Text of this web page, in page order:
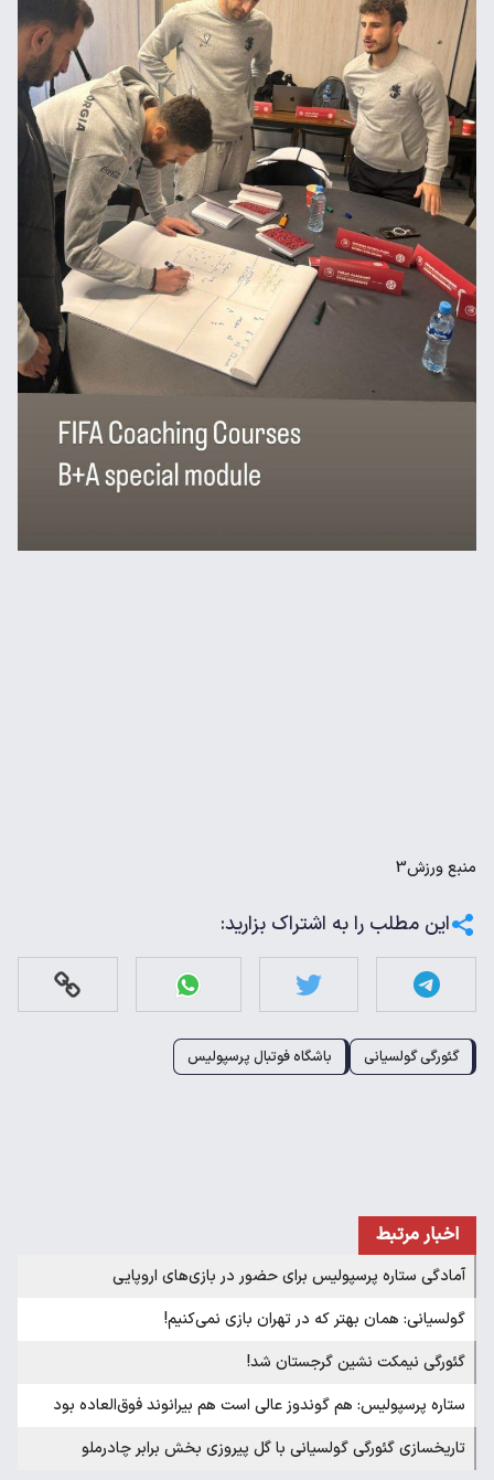
منبعورزش3
این مطلب را به اشتراک بزارید:
گئورگی گولسیانی باشگاه فوتبال پرسپولیس
اخبار مرتبط
آمادگی ستاره پرسپولیس برای حضور در بازی‌های اروپایی
گولسیانی: همان بهتر که در تهران بازی نمی‌کنیم!
گئورگی نیمکت نشین گرجستان شد!
ستاره پرسپولیس: هم گوندوز عالی است هم بیرانوند فوق‌العاده بود
تاریخسازی گئورگی گولسیانی با گل پیروزی بخش برابر چادرملو